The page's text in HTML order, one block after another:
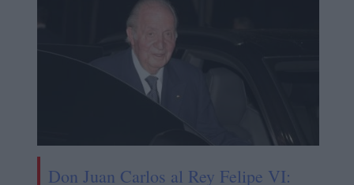
Don Juan Carlos al Rey Felipe VI: